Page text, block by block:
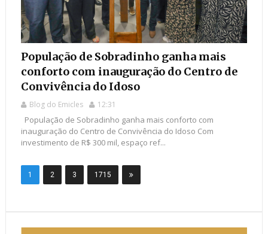
População de Sobradinho ganha mais
conforto com inauguração do Centro de
Convivência do Idoso
Blog do Emicles 12:31
População de Sobradinho ganha mais conforto com
inauguração do Centro de Convivência do Idoso Com
investimento de R$ 300 mil, espaço ref...
1 2 3 1715